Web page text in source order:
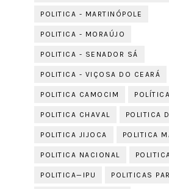
POLITICA - MARTINÓPOLE
POLITICA - MORAÚJO
POLITICA - SENADOR SÁ
POLITICA - VIÇOSA DO CEARÁ
POLITICA CAMOCIM
POLITICA CHAVAL POLITICA
POLITICA JIJOCA POLITICA
POLITICA NACIONAL
POLITICA—IPU POLITICAS